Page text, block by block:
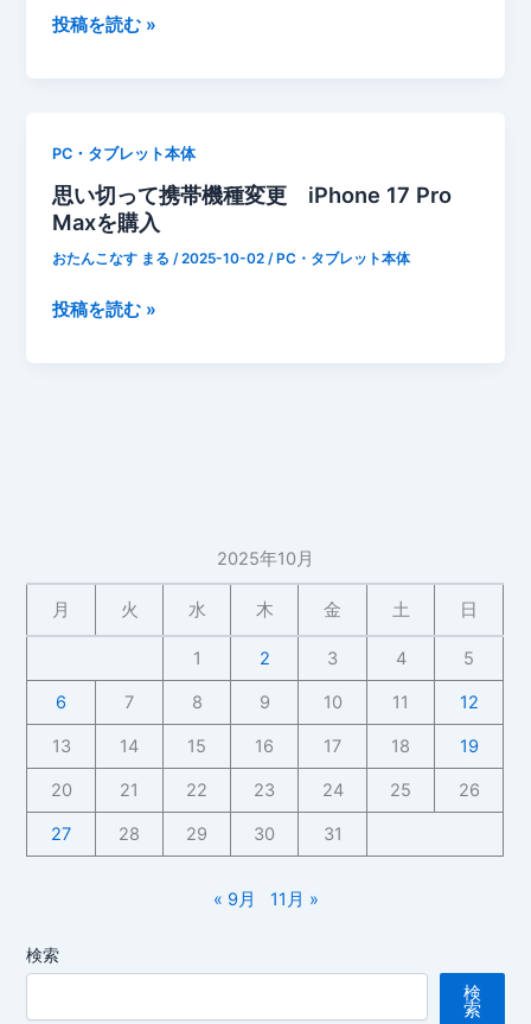
ー
記
デ
メ
ド
レ
ー
井
様
～
富
山
南
高
楽
投稿を読む »
PC・タブレット本体
思い切って携帯機種変更 iPhone 17 Pro
Maxを購入
おたんこなす まる /2025-10-02 /PC・タブレット本体
思
iPhone
Pro
Max
を
購
入
投稿を読む »
2025年10月
月 火 水 木 金 土 日
1 2 3 4 5
6 7 8 9 10 11 12
13 14 15 16 17 18 19
20 21 22 23 24 25 26
27 28 29 30 31
« 9月 11月 »
検索
検
索